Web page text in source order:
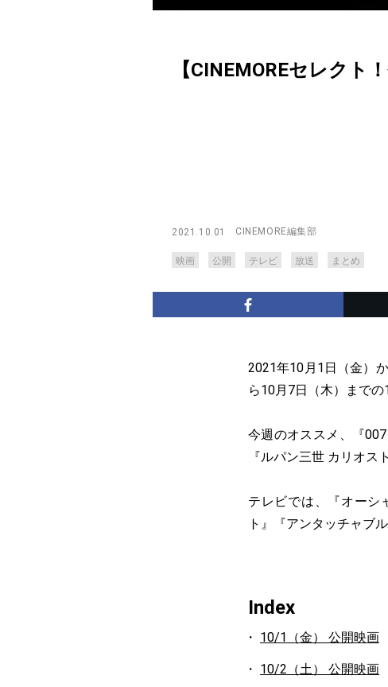
【CINEMOREセレクト
2021.10.01 CINEMORE編集部
映画 公開 テレビ 放送 まとめ
2021年10月1日（金）
ら10月7日（木）まで
今週のオススメ、『
『ルパン三世 カリオ
テレビでは、『オーシ
ト』『アンタッチャブ
Index
10/1（金） 公開映画
10/2（土） 公開映画